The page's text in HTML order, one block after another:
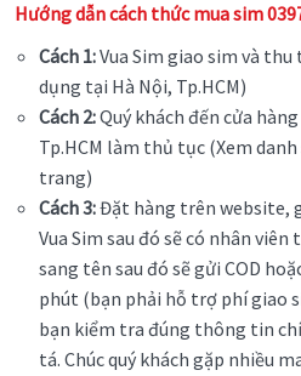
Hướng dẫn cách thức mua sim
Cách 1:Vua Sim giao sim và
dụng tại Hà Nội, Tp.HCM)
Cách 2:Quý khách đến cửa
Tp.HCM làm thủ tục (Xem
trang)
Cách 3:Đặt hàng trên website,
Vua Sim sau đó sẽ có nhân
sang tên sau đó sẽ gửi COD
phút (bạn phải hỗ trợ phí giao
bạn kiểm tra đúng thông tin
tá. Chúc quý khách gặp nhiều